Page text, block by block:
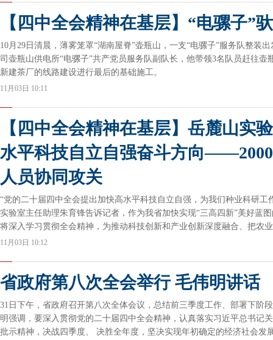
【四中全会精神在基层】“电骡子”
10月29日清晨，薄雾笼罩“湖南屋脊”壶瓶山，一支“电骡子”服务队整装
司壶瓶山供电所“电骡子”共产党员服务队副队长，他带领3名队员赶往壶
新建茶厂的线路建设进行最后的基础施工。
11月03日 10:11
【四中全会精神在基层】岳麓山实
水平科技自立自强奋斗方向
人员协同攻关
“党的二十届四中全会提出加快高水平科技自立自强，为我们种业科研工
实验室主任助理朱育锋告诉记者，作为我省加快实现“三高四新”美好蓝
将深入学习贯彻全会精神，为推动科技创新和产业创新深度融合、把农
为。
11月03日 10:12
省政府第八次全会举行 毛伟明讲话
31日下午，省政府召开第八次全体会议，总结前三季度工作、部署下阶
明强调，要深入贯彻党的二十届四中全会精神，认真落实习近平总书记
批示精神，决战四季度、 决胜全年度，坚决实现年初确定的经济社会发